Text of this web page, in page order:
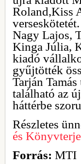
Roland,Kiss
Nagy Lajos,
Kinga Júlia,
kiadó
gyűjtötték
Tarján
található az
háttérbe
Részletes
és
Forrás: MTI